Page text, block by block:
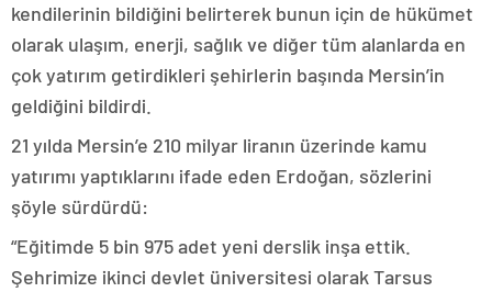
kendilerinin bildiğini belirterek bunun için de hükümet
olarak ulaşım, enerji, sağlık ve diğer tüm alanlarda en
çok yatırım getirdikleri şehirlerin başında Mersin’in
geldiğini bildirdi.
21 yılda Mersin’e 210 milyar liranın üzerinde kamu
yatırımı yaptıklarını ifade eden Erdoğan, sözlerini
şöyle sürdürdü:
“Eğitimde 5 bin 975 adet yeni derslik inşa ettik.
Şehrimize ikinci devlet üniversitesi olarak Tarsus